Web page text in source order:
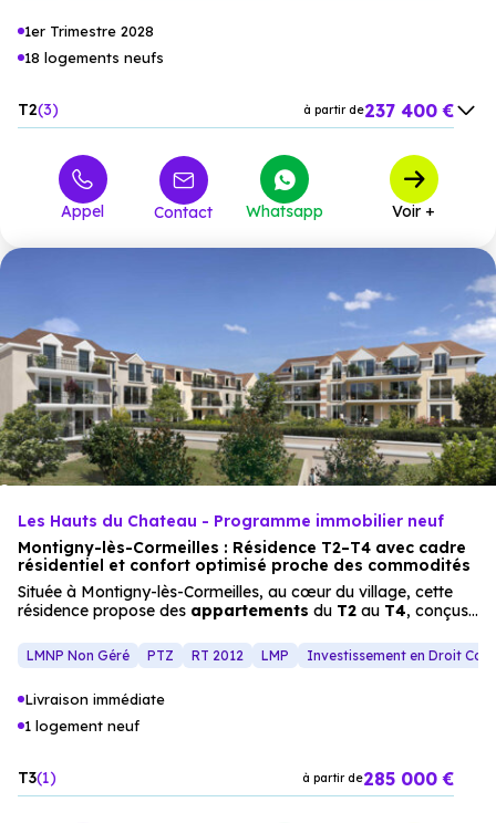
1er Trimestre 2028
18 logements neufs
T2 3 à partir de237 400 €
à partir de 288 900 €
Appel Contact Whatsapp Voir +
Les Hauts du Chateau - Programme immobilier neuf
Montigny-lès-Cormeilles : Résidence T2–T4 avec cadre
résidentiel et confort optimisé proche des commodités
Située à Montigny-lès-Cormeilles, au cœur du village, cette
résidence propose des appartements du T2 au T4, conçus
façades en brique rouge et les prestations (terrasses, jardins
privatifs) créent un ensemble harmonieux, idéal pour les
qualité de vieetproximité
LMNP Non Géré PTZ RT 2012 LMP Investissement en Droit
Livraison immédiate
1 logement neuf
T3 1 à partir de285 000 €